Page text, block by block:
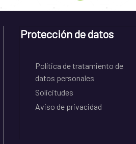
Protección de datos
Política de tratamiento de
datos personales
Solicitudes
Aviso de privacidad